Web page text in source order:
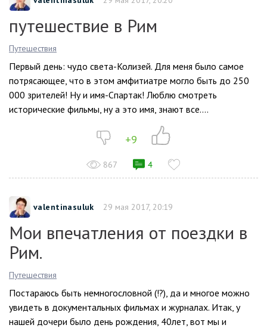
путешествие в Рим
Путешествия
Первый день: чудо света-Колизей. Для меня было самое
потрясающее, что в этом амфитиатре могло быть до 250
000 зрителей! Ну и имя-Спартак! Люблю смотреть
исторические фильмы, ну а это имя, знают все....
+9
867 4
valentinasuluk 29 мая 2017, 20:19
Мои впечатления от поездки в
Рим.
Путешествия
Постараюсь быть немногословной (!?), да и многое можно
увидеть в документальных фильмах и журналах. Итак, у
нашей дочери было день рождения, 40лет, вот мы и